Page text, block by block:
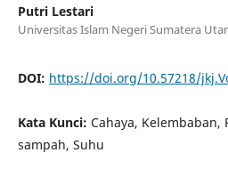
Putri Lestari
Universitas Islam Negeri Sumatera
DOI: https://doi.org/10.57218/
Kata Kunci: Cahaya, Kelembaban,
sampah, Suhu